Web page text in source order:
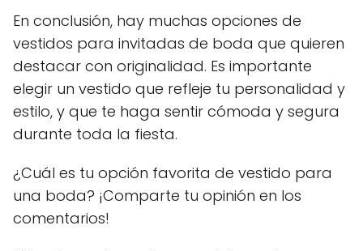
En conclusión, hay muchas opciones de
vestidos para invitadas de boda que quieren
destacar con originalidad. Es importante
elegir un vestido que refleje tu personalidad y
estilo, y que te haga sentir cómoda y segura
durante toda la fiesta.
¿Cuál es tu opción favorita de vestido para
una boda? ¡Comparte tu opinión en los
comentarios!